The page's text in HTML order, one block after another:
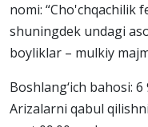
nomi: “Cho'chqachilik
shuningdek undagi
boyliklar – mulkiy
Boshlang‘ich bahosi: 6
Arizalarni qabul